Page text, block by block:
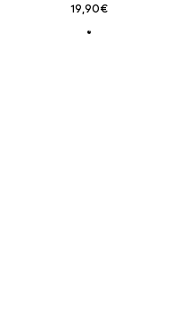
19,90€